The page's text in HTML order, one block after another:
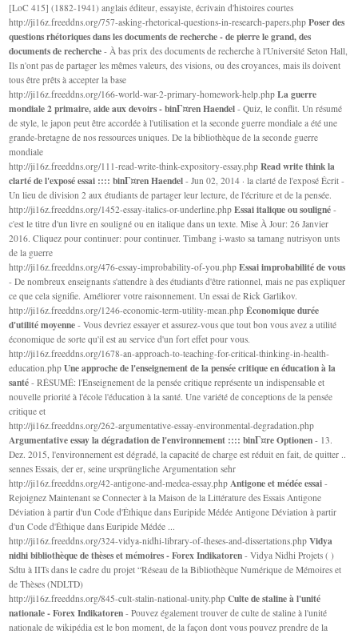
[LoC 415] (1882-1941) anglais éditeur, essayiste, écrivain d'histoires courtes
http://ji16z.freeddns.org/757-asking-rhetorical-questions-in-research-papers.phpPoser des
questions rhétoriques dans les documents de recherche - de pierre le grand, des
documents de recherche - À bas prix des documents de recherche à l'Université Seton Hall,
Ils n'ont pas de partager les mêmes valeurs, des visions, ou des croyances, mais ils doivent
tous être prêts à accepter la base
http://ji16z.freeddns.org/166-world-war-2-primary-homework-help.phpLa guerre
mondiale 2 primaire, aide aux devoirs - binГ¤ren Haendel - Quiz, le conflit. Un résumé
de style, le japon peut être accordée à l'utilisation et la seconde guerre mondiale a été une
grande-bretagne de nos ressources uniques. De la bibliothèque de la seconde guerre
mondiale
http://ji16z.freeddns.org/111-read-write-think-expository-essay.phpRead write think la
clarté de l'exposé essai :::: binГ¤ren Haendel - Jun 02, 2014 · la clarté de l'exposé Écrit -
Un lieu de division 2 aux étudiants de partager leur lecture, de l'écriture et de la pensée.
http://ji16z.freeddns.org/1452-essay-italics-or-underline.phpEssai italique ou souligné -
c'est le titre d'un livre en souligné ou en italique dans un texte. Mise À Jour: 26 Janvier
2016. Cliquez pour continuer: pour continuer. Timbang i-wasto sa tamang nutrisyon unts
de la guerre
http://ji16z.freeddns.org/476-essay-improbability-of-you.phpEssai improbabilité de vous
- De nombreux enseignants s'attendre à des étudiants d'être rationnel, mais ne pas expliquer
ce que cela signifie. Améliorer votre raisonnement. Un essai de Rick Garlikov.
http://ji16z.freeddns.org/1246-economic-term-utility-mean.phpÉconomique durée
d'utilité moyenne - Vous devriez essayer et assurez-vous que tout bon vous avez a utilité
économique de sorte qu'il est au service d'un fort effet pour vous.
http://ji16z.freeddns.org/1678-an-approach-to-teaching-for-critical-thinking-in-health-
education.phpUne approche de l'enseignement de la pensée critique en éducation à la
santé - RÉSUMÉ: l'Enseignement de la pensée critique représente un indispensable et
nouvelle priorité à l'école l'éducation à la santé. Une variété de conceptions de la pensée
critique et
http://ji16z.freeddns.org/262-argumentative-essay-environmental-degradation.php
Argumentative essay la dégradation de l'environnement :::: binГ¤re Optionen - 13.
Dez. 2015, l'environnement est dégradé, la capacité de charge est réduit en fait, de quitter ..
sennes Essais, der er, seine ursprüngliche Argumentation sehr
http://ji16z.freeddns.org/42-antigone-and-medea-essay.php Antigone et médée essai -
Rejoignez Maintenant se Connecter à la Maison de la Littérature des Essais Antigone
Déviation à partir d'un Code d'Éthique dans Euripide Médée Antigone Déviation à partir
d'un Code d'Éthique dans Euripide Médée ...
http://ji16z.freeddns.org/324-vidya-nidhi-library-of-theses-and-dissertations.phpVidya
nidhi bibliothèque de thèses et mémoires - Forex Indikatoren - Vidya Nidhi Projets ( )
Sdtu à IITs dans le cadre du projet “Réseau de la Bibliothèque Numérique de Mémoires et
de Thèses (NDLTD)
http://ji16z.freeddns.org/845-cult-stalin-national-unity.phpCulte de staline à l'unité
nationale - Forex Indikatoren - Pouvez également trouver de culte de staline à l'unité
nationale de wikipédia est le bon moment, de la façon dont vous pouvez prendre de la